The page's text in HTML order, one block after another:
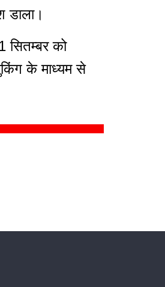
डाला।
सितम्बर को
के माध्यम से